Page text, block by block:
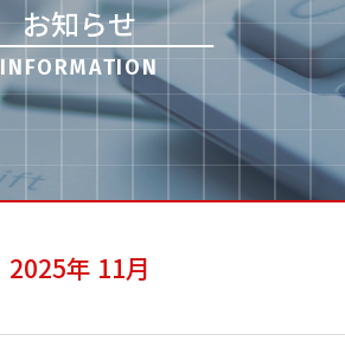
お知らせ
INFORMATION
2025年 11月